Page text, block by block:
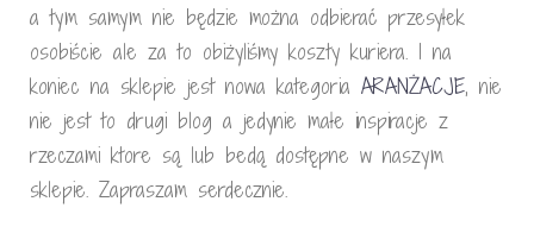
a tym samym nie będzie można odbierać przesyłek
osobiście ale za to obiżyliśmy koszty kuriera. I na
koniec na sklepie jest nowa kategoria ARANŻACJE, nie
nie jest to drugi blog a jedynie małe inspiracje z
rzeczami ktore są lub bedą dostępne w naszym
sklepie. Zapraszam serdecznie.